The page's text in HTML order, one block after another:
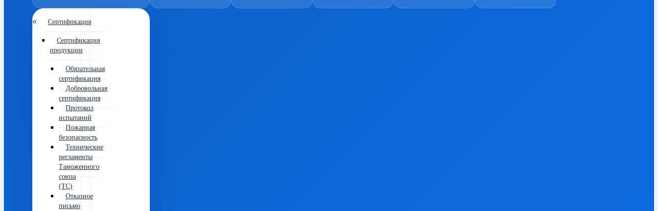
Сертификация
Сертификация
продукции
Обязательная
сертификация
Добровольная
сертификация
Протокол
испытаний
Пожарная
безопасность
Технические
регламенты
Таможенного
союза
(ТС)
Отказное
письмо